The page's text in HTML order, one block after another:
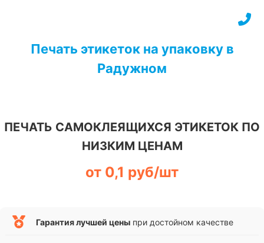
Печать этикеток на упаковку в
Радужном
ПЕЧАТЬ САМОКЛЕЯЩИХСЯ ЭТИКЕТОК ПО
НИЗКИМ ЦЕНАМ
от 0,1 руб/шт
Гарантия лучшей цены при достойном качестве